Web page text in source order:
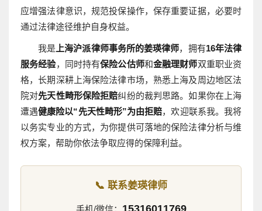
应增强法律意识，规范投保操作，保存重要证据，必要时
通过法律途径维护自身权益。
我是 上海沪派律师事务所的姜瑛律师，拥有16年法律
服务经验，同时持有保险公估师和金融理财师双重职业资
格，长期深耕上海保险法律市场，熟悉上海及周边地区法
院对先天性畸形保险拒赔纠纷的裁判思路。如果你在上海
遭遇健康险以“先天性畸形”为由拒赔，欢迎联系我。我将
以务实专业的方式，为你提供可落地的保险法律分析与维
权方案，帮助你依法争取应得的保障利益。
📞 联系姜瑛律师
手机/微信： 15316011769